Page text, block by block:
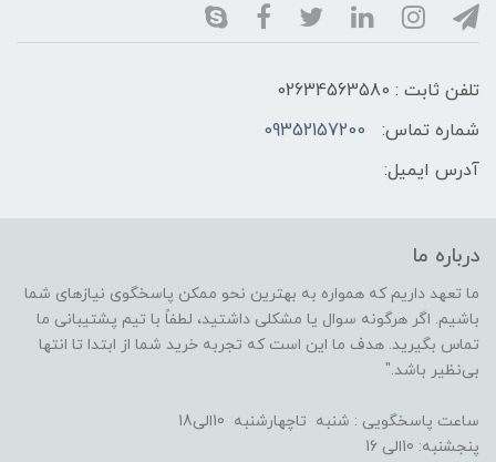
تلفن ثابت : 02634563580
شماره تماس:
09352157200
آدرس ایمیل:
درباره ما
ما تعهد داریم که همواره به بهترین نحو ممکن پاسخگوی نیازهای شما
باشیم. اگر هرگونه سوال یا مشکلی داشتید، لطفاً با تیم پشتیبانی ما
تماس بگیرید. هدف ما این است که تجربه خرید شما از ابتدا تا انتها
بی‌نظیر باشد."
ساعت پاسخگویی : شنبه تاچهارشنبه 10الی18
پنجشنبه: 10الی 16